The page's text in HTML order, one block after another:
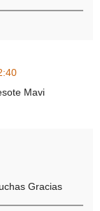
Mavi
Gracias